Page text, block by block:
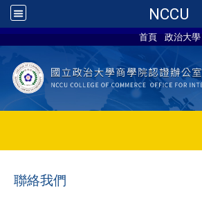
NCCU
首頁 政治大學
聯絡我們